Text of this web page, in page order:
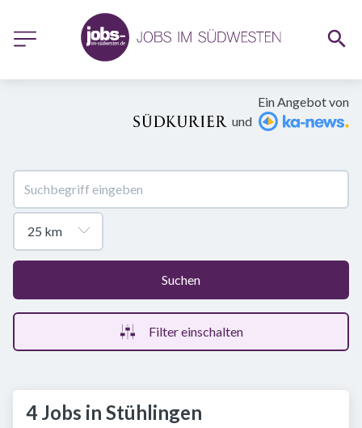
Ein Angebot von
und
Suchen
Filter einschalten
4 Jobs in Stühlingen